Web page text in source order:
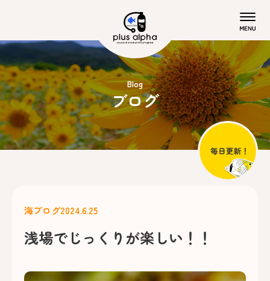
Blog
ブログ
海ブログ2024.6.25
浅場でじっくりが楽しい！！